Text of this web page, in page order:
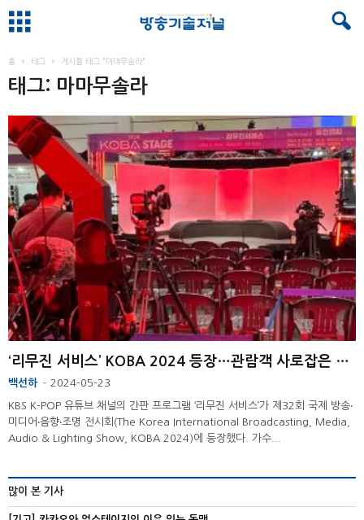
홈 태그 게시물 태그 "마마무솔라"
태그: 마마무솔라
‘리무진 서비스’ KOBA 2024 등장…관람객 사로잡은 마마무 솔라
백선하 - 2024-05-23
KBS K-POP 유튜브 채널의 간판 프로그램 ‘리무진 서비스’가 제32회 국제 방송‧
미디어‧음향‧조명 전시회(The Korea International Broadcasting, Media,
Audio & Lighting Show, KOBA 2024)에 등장했다. 가수...
많이 본 기사